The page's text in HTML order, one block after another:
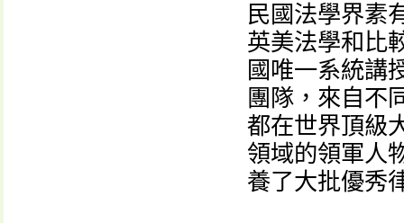
民國法學界素
英美法學和比
國唯一系統講
團隊，來自不
都在世界頂級
領域的領軍人
養了大批優秀